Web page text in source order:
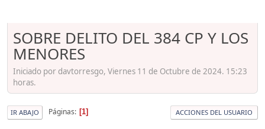
SOBRE DELITO DEL 384 CP Y LOS
MENORES
Iniciado por davtorresgo, Viernes 11 de Octubre de 2024. 15:23
horas.
IR ABAJO Páginas 1 ACCIONES DEL USUARIO